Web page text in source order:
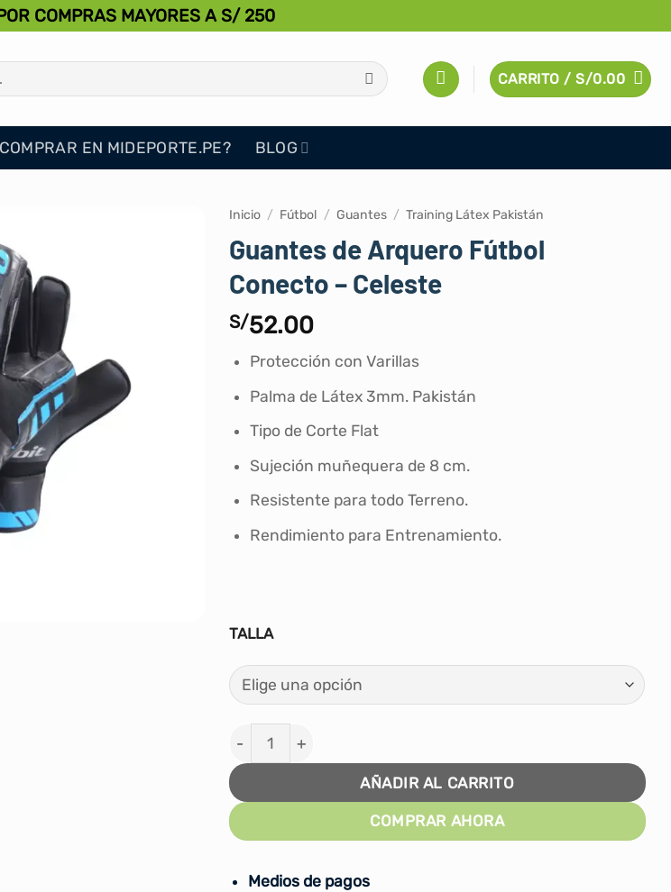
COMPRAS MAYORES A S/ 250
CARRITO /S/0.00
EN MIDEPORTE.PE? BLOG
Inicio / Fútbol / Guantes / Training Látex Pakistán
Guantes de Arquero Fútbol
Conecto – Celeste
S/52.00
Protección con Varillas
Palma de Látex 3mm. Pakistán
Tipo de Corte Flat
Sujeción muñequera de 8 cm.
Resistente para todo Terreno.
Rendimiento para Entrenamiento.
TALLA
Guantes de Arquero Fútbol Conecto - Celeste cantidad
AÑADIR AL CARRITO
COMPRAR AHORA
Medios de pagos